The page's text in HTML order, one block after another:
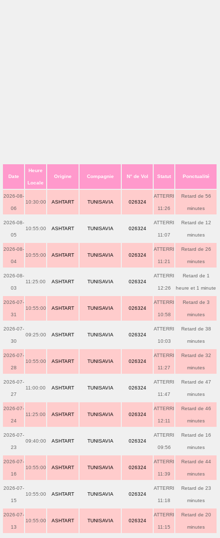
Date
Heure
Locale
Origine Compagnie N° de Vol Statut Ponctualité
2026-08-
06
10:30:00 ASHTART TUNISAVIA 026324
ATTERRI
11:26
Retard de 56
minutes
2026-08-
05
10:55:00 ASHTART TUNISAVIA 026324
ATTERRI
11:07
Retard de 12
minutes
2026-08-
04
10:55:00 ASHTART TUNISAVIA 026324
ATTERRI
11:21
Retard de 26
minutes
2026-08-
03
11:25:00 ASHTART TUNISAVIA 026324
ATTERRI
12:26
Retard de 1
heure et 1 minute
2026-07-
31
10:55:00 ASHTART TUNISAVIA 026324
ATTERRI
10:58
Retard de 3
minutes
2026-07-
30
09:25:00 ASHTART TUNISAVIA 026324
ATTERRI
10:03
Retard de 38
minutes
2026-07-
28
10:55:00 ASHTART TUNISAVIA 026324
ATTERRI
11:27
Retard de 32
minutes
2026-07-
27
11:00:00 ASHTART TUNISAVIA 026324
ATTERRI
11:47
Retard de 47
minutes
2026-07-
24
11:25:00 ASHTART TUNISAVIA 026324
ATTERRI
12:11
Retard de 46
minutes
2026-07-
23
09:40:00 ASHTART TUNISAVIA 026324
ATTERRI
09:56
Retard de 16
minutes
2026-07-
16
10:55:00 ASHTART TUNISAVIA 026324
ATTERRI
11:39
Retard de 44
minutes
2026-07-
15
10:55:00 ASHTART TUNISAVIA 026324
ATTERRI
11:18
Retard de 23
minutes
2026-07-
13
10:55:00 ASHTART TUNISAVIA 026324
ATTERRI
11:15
Retard de 20
minutes